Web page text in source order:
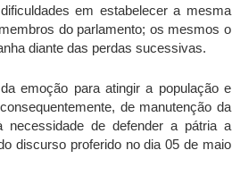
em estabelecer a mesma
do parlamento; os mesmos o
diante das perdas sucessivas.
emoção para atingir a população e
de manutenção da
necessidade de defender a pátria a
discurso proferido no dia 05 de maio